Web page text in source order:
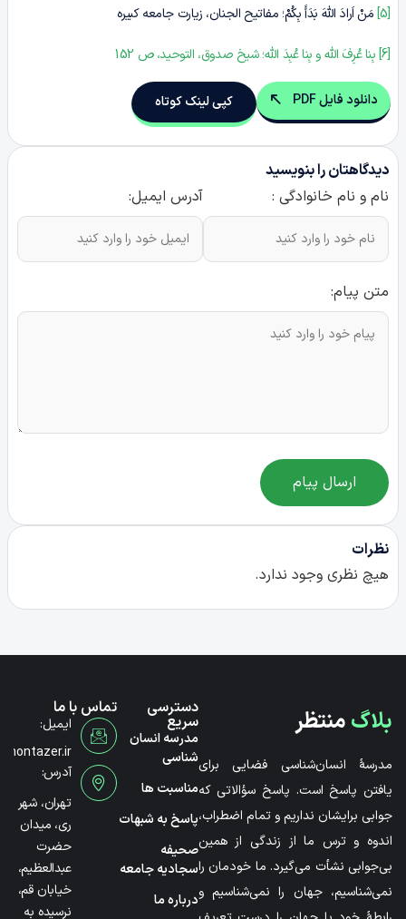
[5] مَنْ اَرادَ اللهَ بَدَأَ بِکُمْ؛ مفاتیح الجنان، زیارت جامعه کبیره
[6] بِنا عُرِفَ الله و بِنا عُبِدَ الله؛ شیخ صدوق، التوحید، ص 152
دانلود فایل PDF کپی لینک کوتاه
دیدگاهتان را بنویسید
نام و نام خانوادگی :
آدرس ایمیل:
متن پیام:
ارسال پیام
نظرات
هیچ نظری وجود ندارد.
بلاگمنتظر
مدرسۀ انسان‌شناسی فضایی برای
یافتن پاسخ است. پاسخ سؤالاتی که
جوابی برایشان نداریم و تمام اضطراب،
اندوه و ترس ما از زندگی از همین
بی‌جوابی نشأت می‌گیرد. ما خودمان را
نمی‌شناسیم، جهان را نمی‌شناسیم و
دسترسی
سریع
مدرسه انسان
شناسی
مناسبت ها
پاسخ به شبهات
صحیفه
سجادیه جامعه
درباره ما
تماس با ما
ایمیل:
آدرس:
تهران، شهر
ری، میدان
حضرت
عبدالعظیم،
خیابان قم،
نرسیده به